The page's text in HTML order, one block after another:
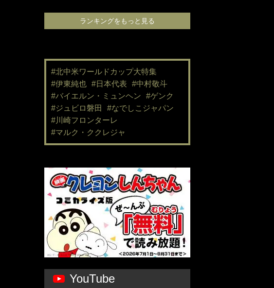
ランキングをもっと見る
#北中米ワールドカップ大特集
#伊東純也 #日本代表
#中村敬斗
#バイエルン・ミュンヘン
#ゲンク
#ジュビロ磐田
#なでしこジャパン
#川崎フロンターレ
#マルク・ククレジャ
YouTube